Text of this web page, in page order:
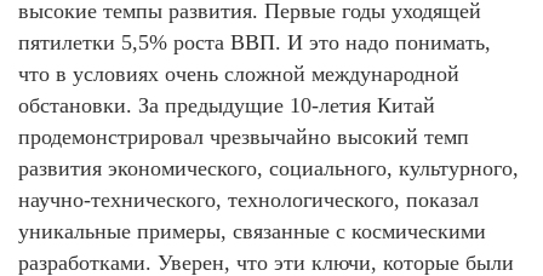
высокие темпы развития. Первые годы уходящей
пятилетки 5,5% роста ВВП. И это надо понимать,
что в условиях очень сложной международной
обстановки. За предыдущие 10-летия Китай
продемонстрировал чрезвычайно высокий темп
развития экономического, социального, культурного,
научно-технического, технологического, показал
уникальные примеры, связанные с космическими
разработками. Уверен, что эти ключи, которые были